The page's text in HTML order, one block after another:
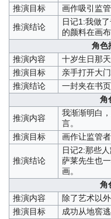
推演目标
画作吸引监
推演结论
日记1:我做
的颜料在画
角色
推演内容
十岁生日那天
推演目标
亲手打开大
推演结论
一封夹在书
角
推演内容
我渐渐明白
言。
推演目标
画作让监管
推演结论
日记2:那些
萨莱先生也
画。
角
推演内容
除了艺术以
推演目标
成功从地窖